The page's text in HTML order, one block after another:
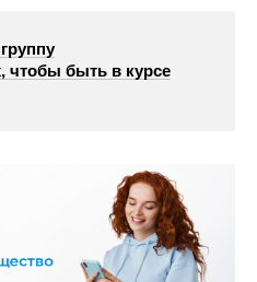
чтобы быть в курсе